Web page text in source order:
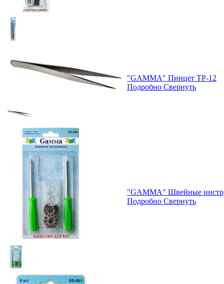
"GAMMA" Пинцет TP-12
Подробно Свернуть
"GAMMA" Швейные
Подробно Свернуть